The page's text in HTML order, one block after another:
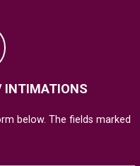
INTIMATIONS
below. The fields marked